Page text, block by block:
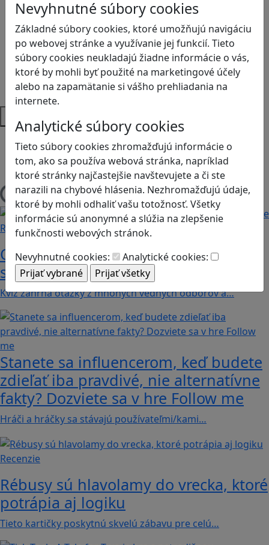
Nevyhnutné súbory cookies
Základné súbory cookies, ktoré umožňujú navigáciu
po webovej stránke a využívanie jej funkcií. Tieto
súbory cookies neukladajú žiadne informácie o vás,
ktoré by mohli byť použité na marketingové účely
alebo na zapamätanie si vášho prehliadania na
internete.
Analytické súbory cookies
Tieto súbory cookies zhromažďujú informácie o
tom, ako sa používa webová stránka, napríklad
ktoré stránky najčastejšie navštevujete a či ste
narazili na chybové hlásenia. Nezhromažďujú údaje,
ktoré by mohli odhaliť vašu totožnosť. Všetky
informácie sú anonymné a slúžia na zlepšenie
funkčnosti webových stránok.
Nevyhnutné cookies:
Analytické cookies:
Logické myslenie
Ľudské práva a tolerancia
Motorika a koncentrácia
Programovanie/Technika
Sociálne zručnosti a kooperácia
Strategické myslenie
Zdravie a pohyb
Platformy
Android
Herná konzola
Stolové, kartové
Načítam blogy
Recenzie
Otestujete a rozšírte svoje znalosti o
svete s hrou Erudite
Kvíz zahŕňa otázky z mnohých vedných odborov a…
Stanete sa influencerom, keď budete
zdieľať iba pravdivé, nie alternatívne
fakty? Dozviete sa v hre Follow me
Hráči a hráčky sa stávajú používateľmi/kami…
Recenzie
Rébusy sú hlavolamy do vrecka, ktoré
potrápia aj logiku
Tieto kartičky poskytnú skvelú zábavu pre celú…